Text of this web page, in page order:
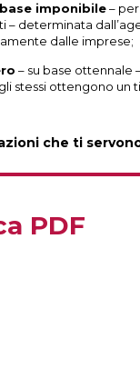
imponibile–
– determinata
dalle imprese;
– su base ottennale
stessi ottengono un
che ti
PDF